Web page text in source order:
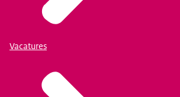
Vacatures